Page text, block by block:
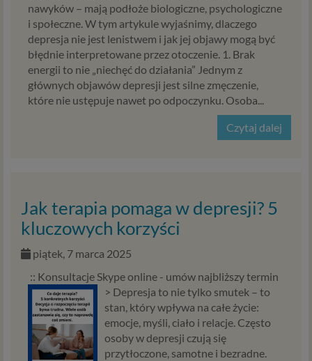
nawyków – mają podłoże biologiczne, psychologiczne
i społeczne. W tym artykule wyjaśnimy, dlaczego
depresja nie jest lenistwem i jak jej objawy mogą być
błędnie interpretowane przez otoczenie. 1. Brak
energii to nie „niechęć do działania” Jednym z
głównych objawów depresji jest silne zmęczenie,
które nie ustępuje nawet po odpoczynku. Osoba...
Czytaj dalej
Jak terapia pomaga w depresji? 5
kluczowych korzyści
piątek, 7 marca 2025
:: Konsultacje Skype online - umów najbliższy termin
> Depresja to nie tylko smutek – to
stan, który wpływa na całe życie:
emocje, myśli, ciało i relacje. Często
osoby w depresji czują się
przytłoczone, samotne i bezradne.